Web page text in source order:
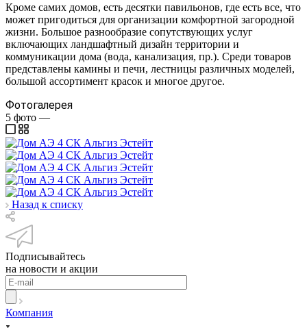
Кроме самих домов, есть десятки павильонов, где есть все, что
может пригодиться для организации комфортной загородной
жизни. Большое разнообразие сопутствующих услуг
включающих ландшафтный дизайн территории и
коммуникации дома (вода, канализация, пр.). Среди товаров
представлены камины и печи, лестницы различных моделей,
большой ассортимент красок и многое другое.
Фотогалерея
5 фото —
Назад к списку
Подписывайтесь
на новости и акции
Компания